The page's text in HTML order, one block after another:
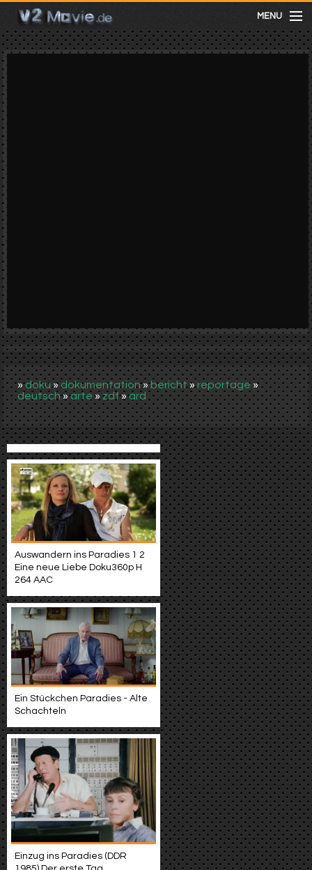
MENU
meist gesehen
Video suchen
»doku»dokumentation»bericht»reportage»
deutsch»arte» zdf»ard
Auswandern ins Paradies 1 2
Eine neue Liebe Doku360p H
264 AAC
Ein Stückchen Paradies - Alte
Schachteln
Einzug ins Paradies (DDR